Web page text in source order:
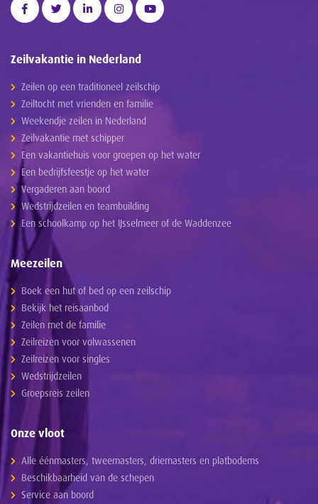
Zeilvakantie in Nederland
Zeilen op een traditioneel zeilschip
Zeiltocht met vrienden en familie
Weekendje zeilen in Nederland
Zeilvakantie met schipper
Een vakantiehuis voor groepen op het water
Een bedrijfsfeestje op het water
Vergaderen aan boord
Wedstrijdzeilen en teambuilding
Een schoolkamp op het IJsselmeer of de Waddenzee
Meezeilen
Boek een hut of bed op een zeilschip
Bekijk het reisaanbod
Zeilen met de familie
Zeilreizen voor volwassenen
Zeilreizen voor singles
Wedstrijdzeilen
Groepsreis zeilen
Onze vloot
Alle éénmasters, tweemasters, driemasters en platbodems
Beschikbaarheid van de schepen
Service aan boord